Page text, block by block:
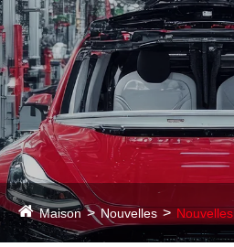
Maison Nouvelles Nouvelles